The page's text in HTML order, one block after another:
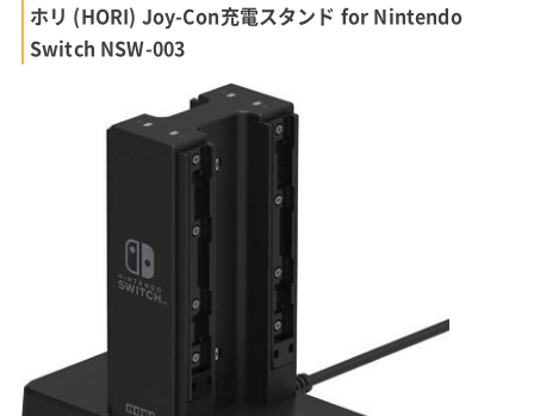
ホリ (HORI) Joy-Con充電スタンド for Nintendo
Switch NSW-003